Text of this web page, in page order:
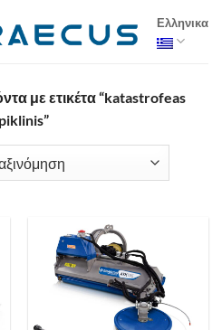
Ελληνικα
με ετικέτα “katastrofeas